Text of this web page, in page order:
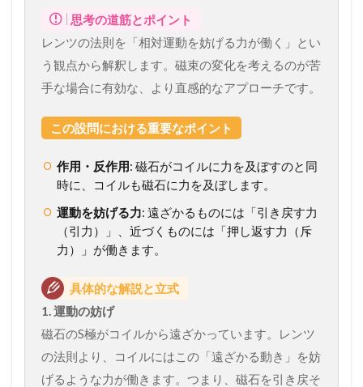
思考の道筋とポイント
レンツの法則を「相対運動を妨げる力が働く」とい
う観点から解釈します。磁束の変化を考えるのが苦
手な場合に有効な、より直感的なアプローチです。
この設問における重要なポイント
作用・反作用: 磁石がコイルに力を及ぼすのと同
時に、コイルも磁石に力を及ぼします。
運動を妨げる力: 遠ざかるものには「引き戻す力
（引力）」、近づくものには「押し返す力（斥
力）」が働きます。
具体的な解説と立式
1. 運動の妨げ
磁石のS極がコイルから遠ざかっています。レンツ
の法則より、コイルにはこの「遠ざかる動き」を妨
げるような力が働きます。つまり、磁石を引き戻そ